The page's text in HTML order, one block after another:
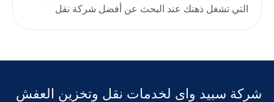
التي تشغل ذهنك عند البحث عن أفضل شركة نقل
شركة سبيد واى لخدمات نقل وتخزين العفش